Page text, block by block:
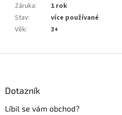
Záruka:
1 rok
Stav:
více používané
Věk: 3+
Dotazník
Líbil se vám obchod?